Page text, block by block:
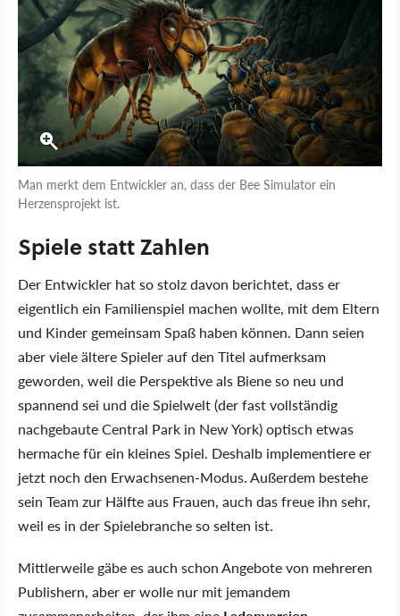
Man merkt dem Entwickler an, dass der Bee Simulator ein
Herzensprojekt ist.
Spiele statt Zahlen
Der Entwickler hat so stolz davon berichtet, dass er
eigentlich ein Familienspiel machen wollte, mit dem Eltern
und Kinder gemeinsam Spaß haben können. Dann seien
aber viele ältere Spieler auf den Titel aufmerksam
geworden, weil die Perspektive als Biene so neu und
spannend sei und die Spielwelt (der fast vollständig
nachgebaute Central Park in New York) optisch etwas
hermache für ein kleines Spiel. Deshalb implementiere er
jetzt noch den Erwachsenen-Modus. Außerdem bestehe
sein Team zur Hälfte aus Frauen, auch das freue ihn sehr,
weil es in der Spielebranche so selten ist.
Mittlerweile gäbe es auch schon Angebote von mehreren
Publishern, aber er wolle nur mit jemandem